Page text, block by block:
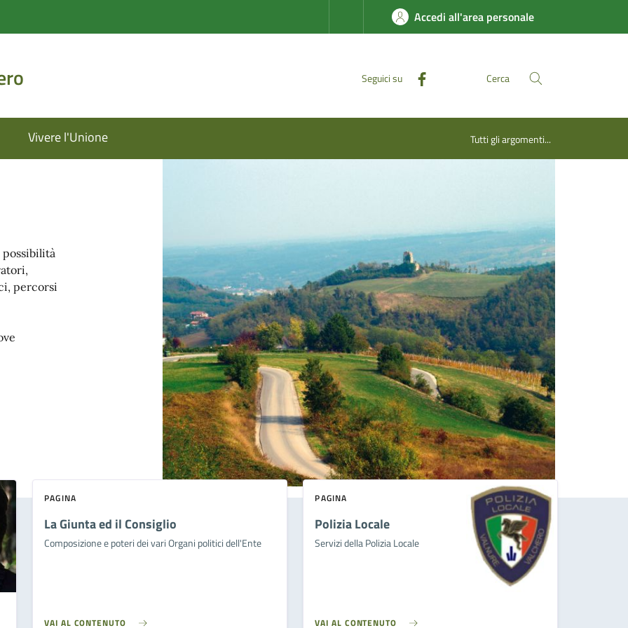
Accedi all'area personale
Seguici su Cerca
Vivere l'Unione Tutti gli argomenti...
possibilità
percorsi
PAGINA
La Giunta ed il Consiglio
Composizione e poteri dei vari Organi politici dell'Ente
VAI AL CONTENUTO
PAGINA
Polizia Locale
Servizi della Polizia Locale
VAI AL CONTENUTO